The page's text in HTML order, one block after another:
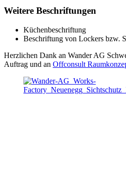
Weitere Beschriftungen
Küchenbeschriftung
Beschriftung von Lockers bzw.
Herzlichen Dank an Wander AG
Auftrag und an Offconsult